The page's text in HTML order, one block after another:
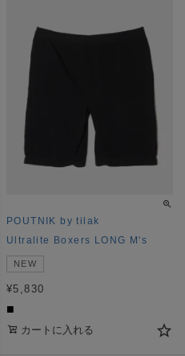
POUTNIK by tilak
Ultralite Boxers LONG M's
NEW
¥5,830
■
カートに入れる